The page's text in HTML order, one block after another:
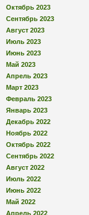
Октябрь 2023
Сентябрь 2023
Август 2023
Июль 2023
Июнь 2023
Май 2023
Апрель 2023
Март 2023
Февраль 2023
Январь 2023
Декабрь 2022
Ноябрь 2022
Октябрь 2022
Сентябрь 2022
Август 2022
Июль 2022
Июнь 2022
Май 2022
Апрель 2022